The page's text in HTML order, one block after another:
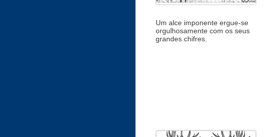
Um alce imponente ergue-se
orgulhosamente com os seus
grandes chifres.